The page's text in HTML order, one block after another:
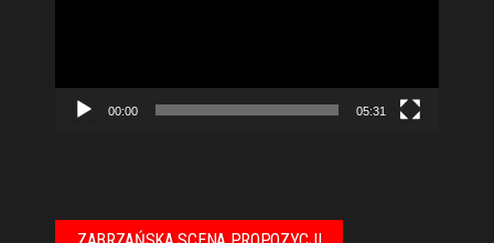
00:00 05:31